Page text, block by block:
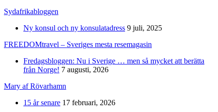
Sydafrikabloggen
Ny konsul och ny konsulatadress 9 juli, 2025
FREEDOMtravel – Sveriges mesta resemagasin
Fredagsbloggen: Nu i Sverige … men så mycket att berätta
från Norge! 7 augusti, 2026
Mary af Rövarhamn
15 år senare 17 februari, 2026